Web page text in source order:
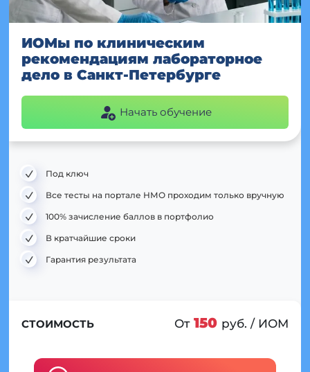
ИОМы по клиническим
рекомендациям лабораторное
дело в Санкт-Петербурге
Начать обучение
Под ключ
Все тесты на портале НМО проходим только вручную
100% зачисление баллов в портфолио
В кратчайшие сроки
Гарантия результата
СТОИМОСТЬ От 150 руб. / ИОМ